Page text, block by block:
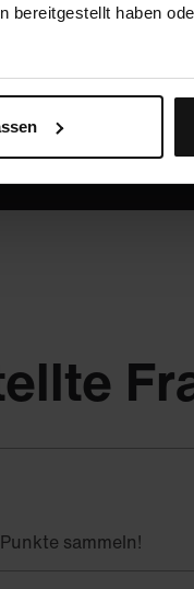
haben
registrieren
sammeln!